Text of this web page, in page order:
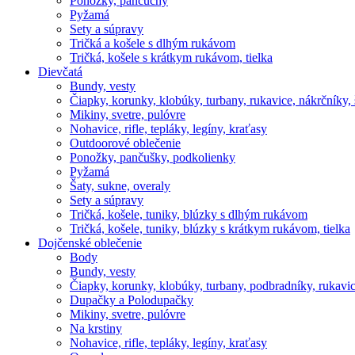
Pyžamá
Sety a súpravy
Tričká a košele s dlhým rukávom
Tričká, košele s krátkym rukávom, tielka
Dievčatá
Bundy, vesty
Čiapky, korunky, klobúky, turbany, rukavice, nákrčníky,
Mikiny, svetre, pulóvre
Nohavice, rifle, tepláky, legíny, kraťasy
Outdoorové oblečenie
Ponožky, pančušky, podkolienky
Pyžamá
Šaty, sukne, overaly
Sety a súpravy
Tričká, košele, tuniky, blúzky s dlhým rukávom
Tričká, košele, tuniky, blúzky s krátkym rukávom, tielka
Dojčenské oblečenie
Body
Bundy, vesty
Čiapky, korunky, klobúky, turbany, podbradníky,
Dupačky a Polodupačky
Mikiny, svetre, pulóvre
Na krstiny
Nohavice, rifle, tepláky, legíny, kraťasy